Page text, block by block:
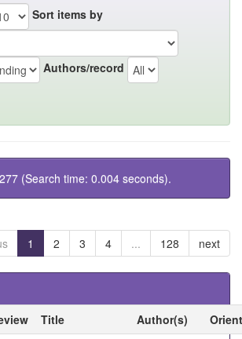
Sort items by
Authors/record
(Search time: 0.004 seconds).
1 2 3 4 ... 128 next
Title Author(s)